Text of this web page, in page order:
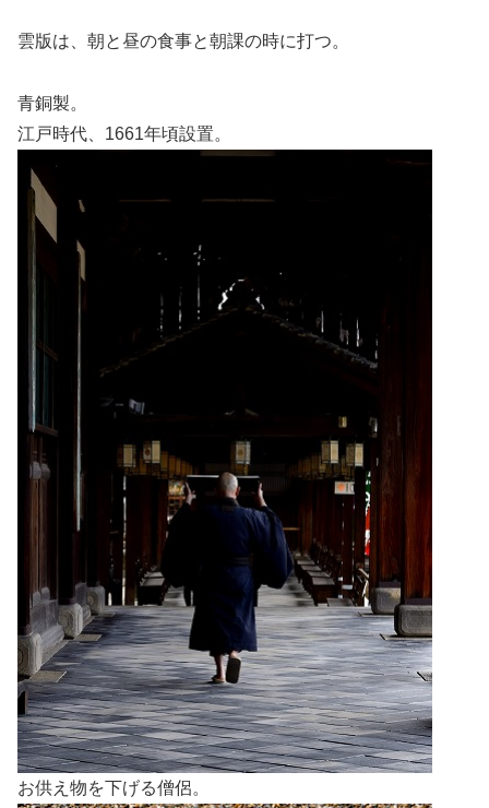
雲版は、朝と昼の食事と朝課の時に打つ。
青銅製。
江戸時代、1661年頃設置。
お供え物を下げる僧侶。